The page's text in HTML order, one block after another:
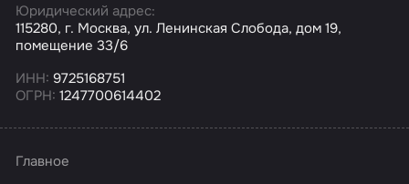
Юридический адрес:
115280, г. Москва, ул. Ленинская Слобода, дом 19,
помещение 33/6
ИНН: 9725168751
ОГРН: 1247700614402
Главное